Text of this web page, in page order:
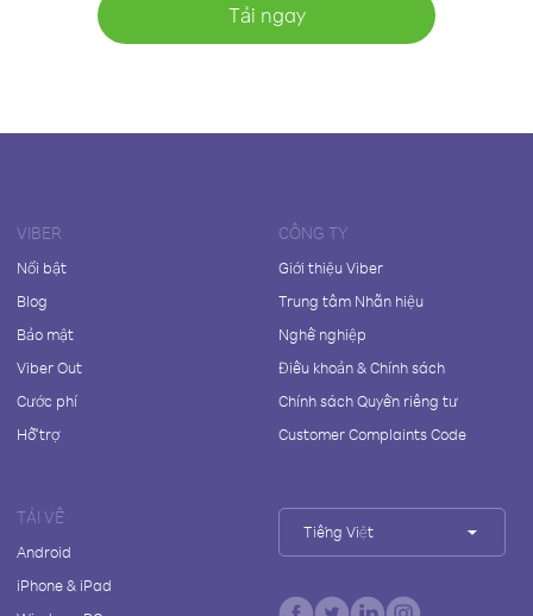
Tải ngay
VIBER
Nổi bật
Blog
Bảo mật
Viber Out
Cước phí
Hỗ trợ
CÔNG TY
Giới thiệu Viber
Trung tâm Nhãn hiệu
Nghề nghiệp
Điều khoản & Chính sách
Chính sách Quyền riêng tư
Customer Complaints Code
TẢI VỀ
Android
iPhone & iPad
Tiếng Việt